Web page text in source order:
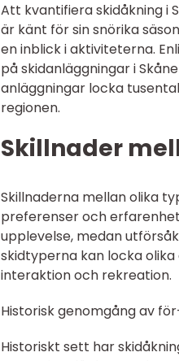
Att kvantifiera skidåkning i
är känt för sin snörika
en inblick i aktiviteterna.
på skidanläggningar i
anläggningar locka
regionen.
Skillnader
Skillnaderna mellan olika
preferenser och
upplevelse, medan
skidtyperna kan locka
interaktion och rekreation.
Historisk genomgång av
Historiskt sett har